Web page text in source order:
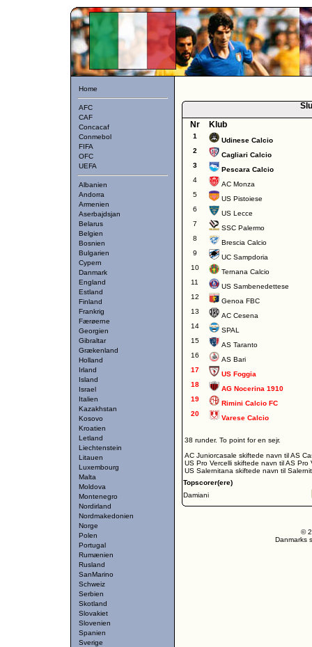
Home
AFC
CAF
Concacaf
Conmebol
FIFA
OFC
UEFA
Albanien
Andorra
Armenien
Aserbajdsjan
Belarus
Belgien
Bosnien
Bulgarien
Cypern
Danmark
England
Estland
Finland
Frankrig
Færøerne
Georgien
Gibraltar
Grækenland
Holland
Irland
Island
Israel
Italien
Kazakhstan
Kosovo
Kroatien
Letland
Liechtenstein
Litauen
Luxembourg
Malta
Moldova
Montenegro
Nordirland
Nordmakedonien
Norge
Polen
Portugal
Rumænien
Rusland
SanMarino
Schweiz
Serbien
Skotland
Slovakiet
Slovenien
Spanien
Sverige
Nr
Klub
1
Udinese Calcio
2
Cagliari Calcio
3
Pescara Calcio
4
AC Monza
5
US Pistoiese
6
US Lecce
7
SSC Palermo
8
Brescia Calcio
9
UC Sampdoria
10
Ternana Calcio
11
US Sambenedettese
12
Genoa FBC
13
AC Cesena
14
SPAL
15
AS Taranto
16
AS Bari
17
US Foggia
18
AG Nocerina 1910
19
Rimini Calcio FC
20
Varese Calcio
38 runder. To point for en sejr.
AC Juniorcasale skiftede navn til AS
US Pro Vercelli skiftede navn til AS Pro
US Salernitana skiftede navn til
Topscorer(ere)
Damiani
©
Danmarks